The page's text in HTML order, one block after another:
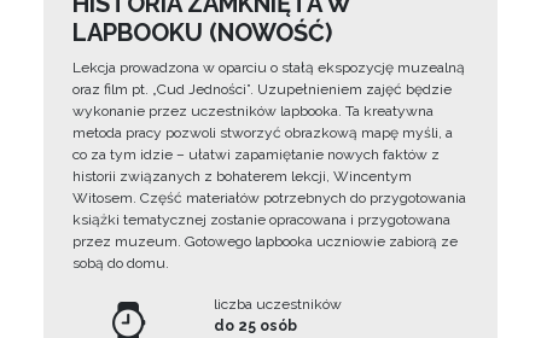
LAPBOOKU (NOWOŚĆ)
Lekcja prowadzona w oparciu o stałą ekspozycję muzealną
oraz film pt. „Cud Jedności”. Uzupełnieniem zajęć będzie
wykonanie przez uczestników lapbooka. Ta kreatywna
metoda pracy pozwoli stworzyć obrazkową mapę myśli, a
co za tym idzie – ułatwi zapamiętanie nowych faktów z
historii związanych z bohaterem lekcji, Wincentym
Witosem. Część materiałów potrzebnych do przygotowania
książki tematycznej zostanie opracowana i przygotowana
przez muzeum. Gotowego lapbooka uczniowie zabiorą ze
sobą do domu.
liczba uczestników
do 25 osób